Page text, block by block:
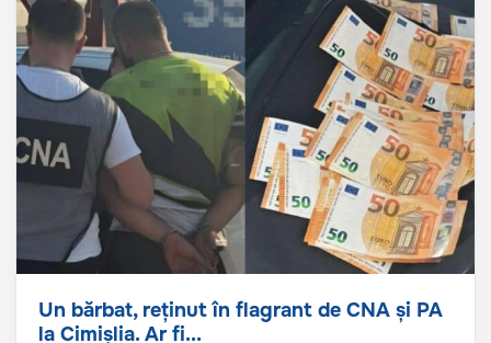
Un bărbat, reținut în flagrant de CNA și PA
la Cimișlia. Ar fi...